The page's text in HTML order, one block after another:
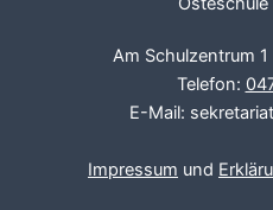
Am Schulzentrum
Telefon:
E-Mail:
Impressum und